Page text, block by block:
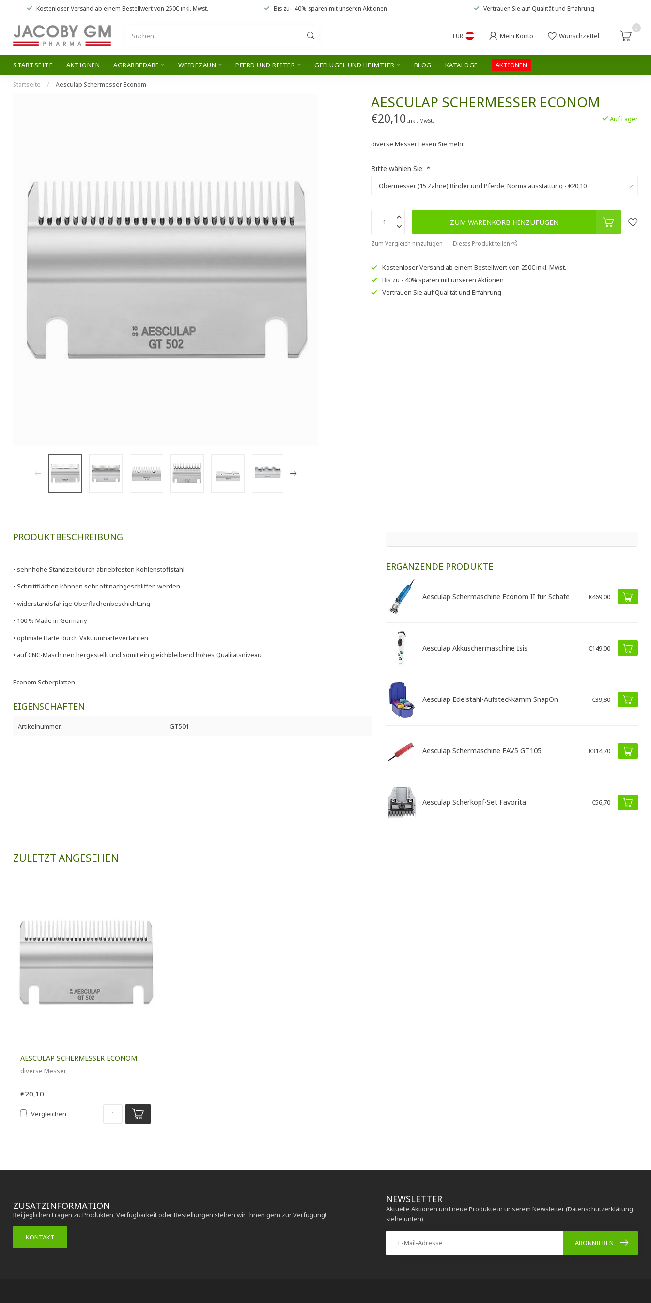
Kostenloser Versand ab einem Bestellwert von 250€ inkl. Mwst. Bis zu - 40% sparen mit unseren Aktionen Vertrauen Sie auf Qualität und Erfahrung
EUR Mein Konto Wunschzettel
0
STARTSEITE AKTIONEN AGRARBEDARF WEIDEZAUN PFERD UND REITER GEFLÜGEL UND HEIMTIER BLOG KATALOGE AKTIONEN
Startseite / Aesculap Schermesser Econom
AESCULAP SCHERMESSER ECONOM
€20,10 Inkl. MwSt. Auf Lager
diverse MesserLesen Sie mehr.
Bitte wählen Sie: *
ZUM WARENKORB HINZUFÜGEN
Zum Vergleich hinzufügen Dieses Produkt teilen
Kostenloser Versand ab einem Bestellwert von 250€inkl. Mwst.
Bis zu - 40% sparen mit unserenAktionen
Vertrauen Sie aufQualität und Erfahrung
PRODUKTBESCHREIBUNG
• sehr hohe Standzeit durch abriebfesten Kohlenstoffstahl
• Schnittflächen können sehr oft nachgeschliffen werden
• widerstandsfähige Oberflächenbeschichtung
• 100 % Made in Germany
• optimale Härte durch Vakuumhärteverfahren
• auf CNC-Maschinen hergestellt und somit ein gleichbleibend hohes Qualitätsniveau
Econom Scherplatten
EIGENSCHAFTEN
Artikelnummer: GT501
ERGÄNZENDE PRODUKTE
Aesculap Schermaschine Econom II für Schafe €469,00
Aesculap Akkuschermaschine Isis €149,00
Aesculap Edelstahl-Aufsteckkamm SnapOn €39,80
Aesculap Schermaschine FAV5 GT105 €314,70
Aesculap Scherkopf-Set Favorita €56,70
ZULETZT ANGESEHEN
AESCULAP SCHERMESSER ECONOM
diverse Messer
€20,10
Vergleichen
ZUSATZINFORMATION
Bei jeglichen Fragen zu Produkten, Verfügbarkeit oder Bestellungen stehen wir Ihnen gern zur Verfügung!
KONTAKT
NEWSLETTER
Aktuelle Aktionen und neue Produkte in unserem Newsletter (Datenschutzerklärung
siehe unten)
ABONNIEREN